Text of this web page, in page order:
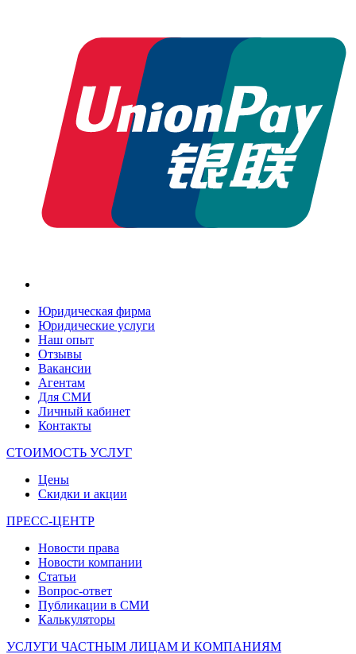
Юридическая фирма
Юридические услуги
Наш опыт
Отзывы
Вакансии
Агентам
Для СМИ
Личный кабинет
Контакты
СТОИМОСТЬ УСЛУГ
Цены
Скидки и акции
ПРЕСС-ЦЕНТР
Новости права
Новости компании
Статьи
Вопрос-ответ
Публикации в СМИ
Калькуляторы
УСЛУГИ ЧАСТНЫМ ЛИЦАМ И КОМПАНИЯМ